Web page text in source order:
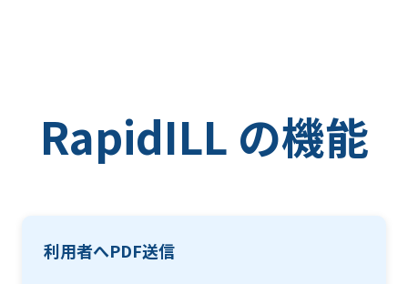
RapidILL の機能
利用者へPDF送信